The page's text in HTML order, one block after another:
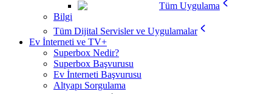
Tüm Uygulama
Bilgi
Tüm Dijital Servisler ve Uygulamalar
Ev İnterneti ve TV+
Superbox Nedir?
Superbox Başvurusu
Ev İnterneti Başvurusu
Altyapı Sorgulama